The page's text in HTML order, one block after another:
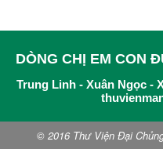
DÒNG CHỊ EM CON
Trung Linh - Xuân Ngọc -
© 2016 Thư Viện Đại